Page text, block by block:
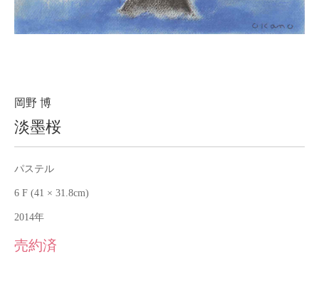
About 会社案内
Contact
Purchase assessment
岡野 博
淡墨桜
パステル
6 F (41 × 31.8cm)
2014年
売約済